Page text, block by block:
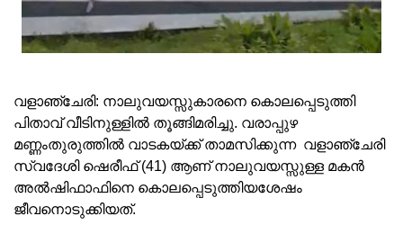
വളാഞ്ചേരി: നാലുവയസ്സുകാരനെ കൊലപ്പെടുത്തി
പിതാവ് വീടിനുള്ളിൽ തൂങ്ങിമരിച്ചു. വരാപ്പുഴ
മണ്ണംതുരുത്തിൽ വാടകയ്ക്ക് താമസിക്കുന്ന വളാഞ്ചേരി
സ്വദേശി ഷെരീഫ് (41) ആണ് നാലുവയസ്സുള്ള മകൻ
അൽഷിഫാഫിനെ കൊലപ്പെടുത്തിയശേഷം
ജീവനൊടുക്കിയത്.